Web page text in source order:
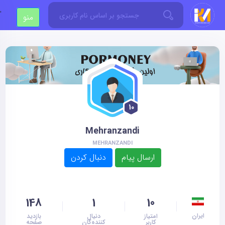
' منو
10
Mehranzandi
MEHRANZANDI
148
بازدید
صفحه
1
دنیال
کننده‌گان
10
امتیاز
کاربر
ایران